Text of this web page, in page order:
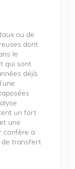
ou de
dont
le
qui sont
déjà.
un fort
une
confère a
de transfert